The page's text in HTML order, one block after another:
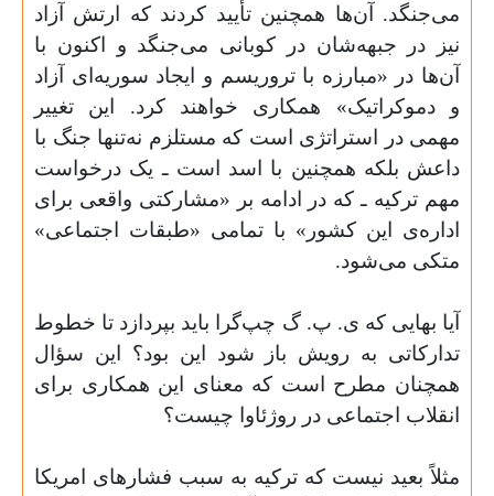
می‌جنگد. آن‌ها همچنین تأیید کردند که ارتش آزاد
نیز در جبهه‌شان در کوبانی می‌جنگد و اکنون با
آن‌ها در «مبارزه با تروریسم و ایجاد سوریه‌ای آزاد
و دموکراتیک» همکاری خواهند کرد. این تغییر
مهمی در استراتژی است که مستلزم نه‌تنها جنگ با
داعش بلکه همچنین با اسد است ـ یک درخواست
مهم ترکیه ـ که در ادامه بر «مشارکتی واقعی برای
اداره‌ی این کشور» با تمامی «طبقات اجتماعی»
متکی می‌شود.
آیا بهایی که ی. پ. گ چپ‌گرا باید بپردازد تا خطوط
تدارکاتی به رویش باز شود این بود؟ این سؤال
همچنان مطرح است که معنای این همکاری برای
انقلاب اجتماعی در روژئاوا چیست؟
مثلاً بعید نیست که ترکیه به سبب فشارهای امریکا